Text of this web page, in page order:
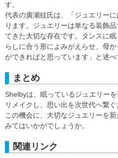
す。
代表の廣瀬紋氏は、「ジュエリー
ります。ジュエリーは単なる装飾
てきた大切な存在です。タンスに
らしに合う形によみがえらせ、母
ができればと思っています」と述べ
まとめ
Shelbyは、眠っているジュエリー
リメイクし、思い出を次世代へ繋
この機会に、大切なジュエリーを
みてはいかがでしょうか。
関連リンク